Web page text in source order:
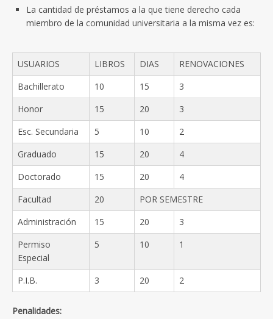
La cantidad de préstamos a la que tiene derecho cada
miembro de la comunidad universitaria a la misma vez es:
USUARIOS LIBROS DIAS
RENOVACIONES
Bachillerato
10 15
3
Honor
15 20
3
Esc. Secundaria
5 10
2
Graduado
15 20
4
Doctorado
15 20
4
Facultad
20
POR SEMESTRE
Administración
15 20
3
Permiso
Especial
5 10 1
P.I.B. 3 20 2
Penalidades: